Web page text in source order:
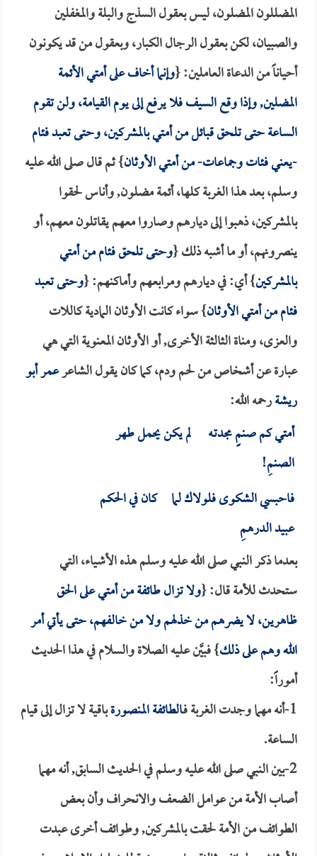
المضللون المضلون، ليس بعقول السذج والبلة والمغفلين
والصبيان، لكن بعقول الرجال الكبار، وبعقول من قد يكونون
أحياناً من الدعاة العاملين: {وإنما أخاف على أمتي الأئمة
المضلين, وإذا وقع السيف فلا يرفع إلى يوم القيامة، ولن تقوم
الساعة حتى تلحق قبائل من أمتي بالمشركين، وحتى تعبد فئام
-يعني فئات وجماعات- من أمتي الأوثان} ثم قال صلى الله عليه
وسلم، بعد هذا الغربة كلها، أئمة مضلون, وأناس لحقوا
بالمشركين، ذهبوا إلى ديارهم وصاروا معهم يقاتلون معهم، أو
ينصرونهم، أو ما أشبه ذلك {وحتى تلحق فئام من أمتي
بالمشركين} أي: في ديارهم ومرابعهم وأماكنهم: {وحتى تعبد
فئام من أمتي الأوثان} سواء كانت الأوثان المادية كاللات
والعزى، ومناة الثالثة الأخرى, أو الأوثان المعنوية التي هي
عبارة عن أشخاص من لحم ودم، كما كان يقول الشاعرعمر أبو
ريشةرحمه الله:
أمتي كم صنمٍ مجدتـه لم يكن يحمل طهر
الصنمِ!
فاحبسي الشكوى فلولاك لما كان في الحكم
عبيد الدرهمِ
بعدما ذكر النبي صلى الله عليه وسلم هذه الأشياء، التي
ستحدث للأمة قال: {ولا تزال طائفة من أمتي على الحق
ظاهرين، لا يضرهم من خذلهم ولا من خالفهم، حتى يأتي أمر
الله وهم على ذلك} فبيَّن عليه الصلاة والسلام في هذا الحديث
أموراً:
1-أنه مهما وجدت الغربة فـ
الطائفة المنصورةباقية لا تزال إلى قيام
الساعة.
2-بين النبي صلى الله عليه وسلم في الحديث السابق, أنه مهما
أصاب الأمة من عوامل الضعف والانحراف وأن بعض
الطوائف من الأمة لحقت بالمشركين, وطوائف أخرى عبدت